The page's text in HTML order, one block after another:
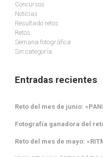
Concursos
Noticias
Resultado retos
Retos
Semana fotográfica
Sin categoría
Entradas recientes
Reto del mes de junio:
Fotografía ganadora del
Reto del mes de mayo: